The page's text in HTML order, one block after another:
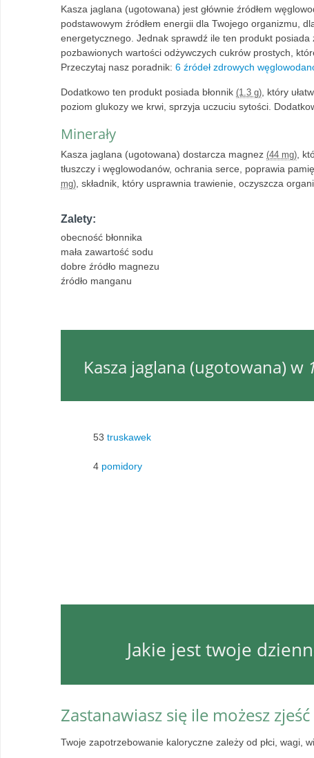
Kasza jaglana (ugotowana) jest głównie źródłem
podstawowym źródłem energii dla Twojego organizmu,
energetycznego. Jednak sprawdź ile ten produkt
pozbawionych wartości odżywczych cukrów prostych,
Przeczytaj nasz poradnik: 6 źródeł zdrowych
Dodatkowo ten produkt posiada błonnik (1.3 g), który
poziom glukozy we krwi, sprzyja uczuciu sytości.
Minerały
Kasza jaglana (ugotowana) dostarcza magnez (44 mg),
tłuszczy i węglowodanów, ochrania serce, poprawia
mg), składnik, który usprawnia trawienie, oczyszcza
Zalety:
obecność błonnika
mała zawartość sodu
dobre źródło magnezu
źródło manganu
Kasza jaglana (ugotowana) w
53 truskawek
4 pomidory
Jakie jest twoje
Zastanawiasz się ile możesz
Twoje zapotrzebowanie kaloryczne zależy od płci, wagi,